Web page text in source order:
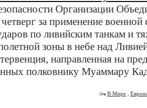
Организации
за применение военной
по ливийским танкам и
зоны в небе над
направленная на
полковнику Муаммару
В Мире